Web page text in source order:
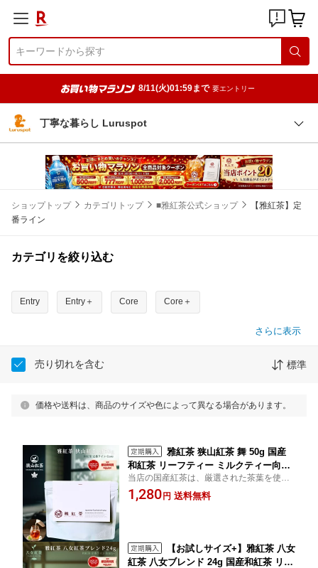
8/11(火)01:59まで 要エントリー
丁寧な暮らし Luruspot
ショップトップ カテゴリトップ ■雅紅茶公式ショップ
【雅紅茶】定
番ライン
カテゴリを絞り込む
Entry Entry＋ Core Core＋
さらに表示
売り切れを含む 標準
価格や送料は、商品のサイズや色によって異なる場合があります。
雅紅茶 狭山紅茶 舞 50g 国産
和紅茶 リーフティー ミルクティー向き
茶園ごとの個性を味わう主力ライン | お
茶 日本茶 紅茶 和紅茶 茶の支度 送料無
当店の国産紅茶は、厳選された茶葉を使
用。和式紅茶の風味豊かなリーフは、一杯
で日本の四季を感じさせます。美味しい紅
1,280円 送料無料
【お試しサイズ+】雅紅茶 八女
紅茶 八女ブレンド 24g 国産和紅茶 リー